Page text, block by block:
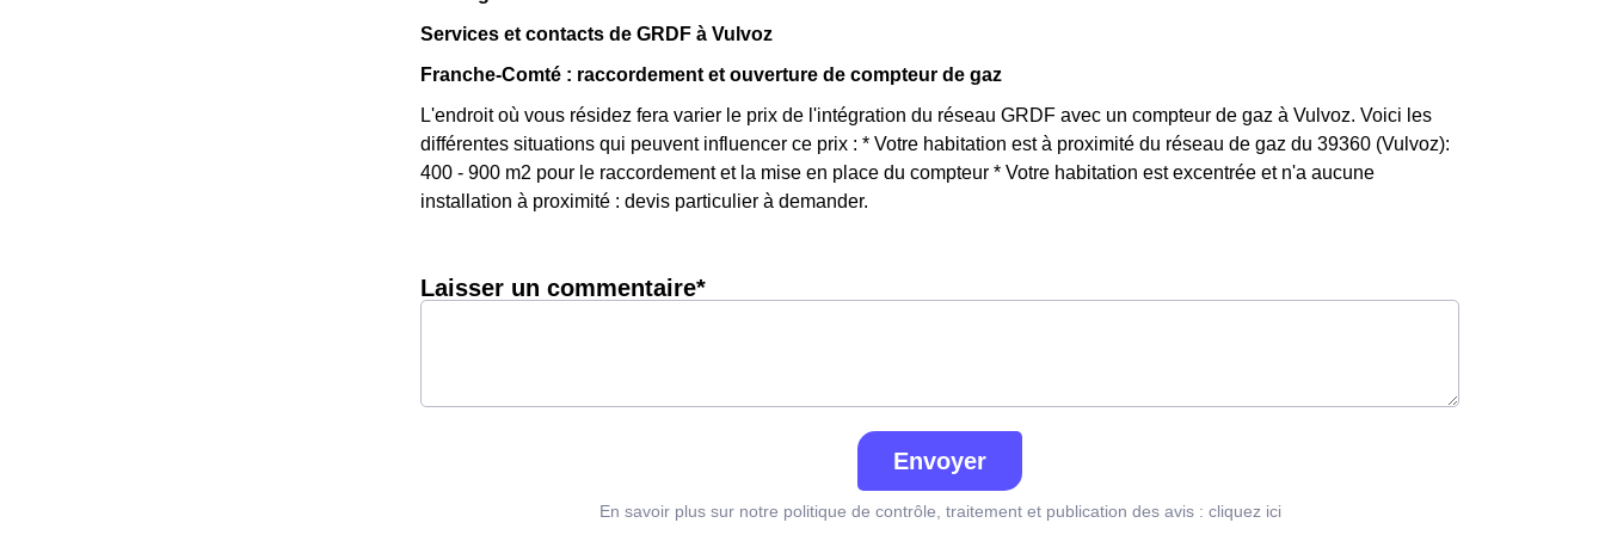
Services et contacts de GRDF à Vulvoz
Franche-Comté : raccordement et ouverture de compteur de gaz
L'endroit où vous résidez fera varier le prix de l'intégration du réseau GRDF avec un compteur de gaz à Vulvoz. Voici les
différentes situations qui peuvent influencer ce prix : * Votre habitation est à proximité du réseau de gaz du 39360 (Vulvoz):
400 - 900 m2 pour le raccordement et la mise en place du compteur * Votre habitation est excentrée et n'a aucune
installation à proximité : devis particulier à demander.
Laisser un commentaire*
Envoyer
En savoir plus sur notre politique de contrôle, traitement et publication des avis : cliquez ici